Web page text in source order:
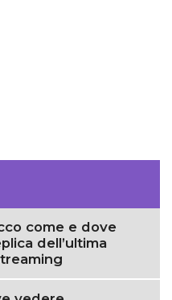
come e dove
dell’ultima